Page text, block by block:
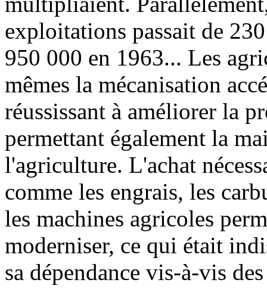
exploitations passait de
950 000 en 1963... Les
mêmes la mécanisation
réussissant à améliorer la
permettant également la
l'agriculture. L'achat
comme les engrais, les
les machines agricoles
moderniser, ce qui était
sa dépendance vis-à-vis